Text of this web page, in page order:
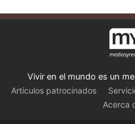
Vivir en el mundo es un
Artículos patrocinados
Acerca